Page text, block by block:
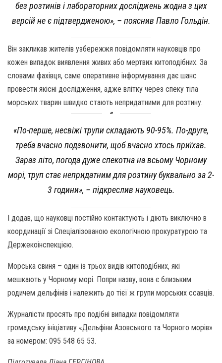
без розтинів і лабораторних досліджень жодна з цих
версій не є підтвердженою», – пояснив Павло Гольдін.
Він закликав жителів узбережжя повідомляти науковців про
кожен випадок виявлення живих або мертвих китоподібних. За
словами фахівця, саме оперативне інформування дає шанс
провести якісні дослідження, адже влітку через спеку тіла
морських тварин швидко стають непридатними для розтину.
«По-перше, несвіжі трупи складають 90-95%. По-друге,
треба вчасно подзвонити, щоб вчасно хтось приїхав.
Зараз літо, погода дуже спекотна на всьому Чорному
морі, труп стає непридатним для розтину буквально за 2-
3 години», – підкреслив науковець.
І додав, що науковці постійно контактують і діють виключно в
координації зі Спеціалізованою екологічною прокуратурою та
Держекоінспекцією.
Морська свиня – один із трьох видів китоподібних, які
мешкають у Чорному морі. Попри назву, вона є близьким
родичем дельфінів і належить до тієї ж групи морських ссавців.
Журналісти просять про подібні випадки повідомляти
громадську ініціативу «Дельфіни Азовського та Чорного морів»
за номером: 095 548 65 53.